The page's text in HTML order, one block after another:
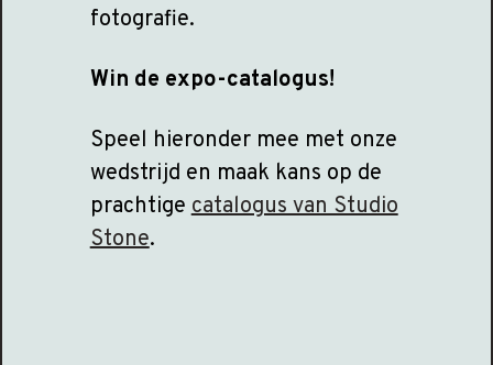
fotografie.
Win de expo-catalogus!
Speel hieronder mee met onze
wedstrijd en maak kans op de
prachtigecatalogus van Studio
Stone.